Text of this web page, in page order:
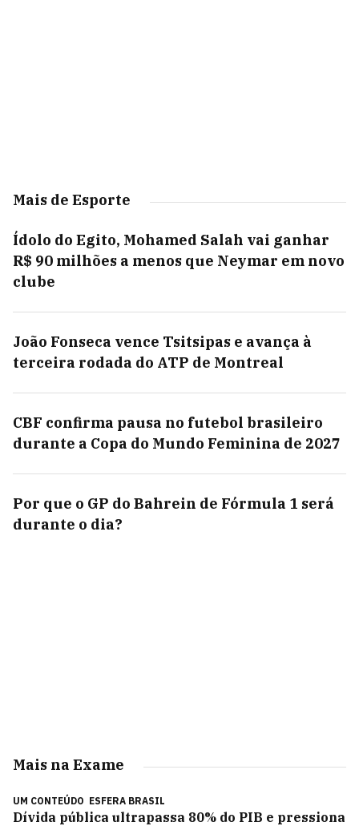
Mais de Esporte
Ídolo do Egito, Mohamed Salah vai ganhar
R$ 90 milhões a menos que Neymar em novo
clube
João Fonseca vence Tsitsipas e avança à
terceira rodada do ATP de Montreal
CBF confirma pausa no futebol brasileiro
durante a Copa do Mundo Feminina de 2027
Por que o GP do Bahrein de Fórmula 1 será
durante o dia?
Mais na Exame
UM CONTEÚDO ESFERA BRASIL
Dívida pública ultrapassa 80% do PIB e pressiona